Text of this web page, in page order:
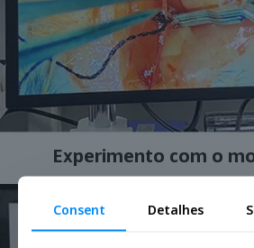
Experimento com o
Consent Detalhes